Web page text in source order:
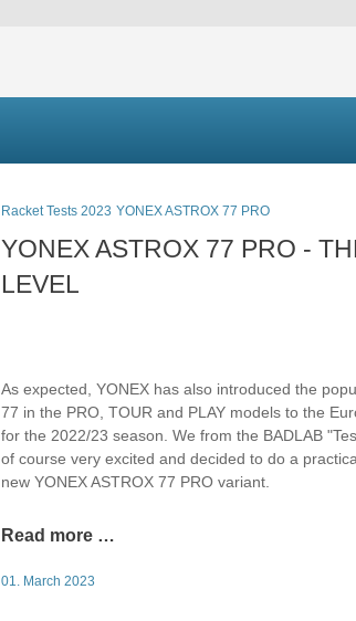
Racket Tests 2023 YONEX ASTROX 77 PRO
YONEX ASTROX 77 PRO -
LEVEL
As expected, YONEX has also introduced the
77 in the PRO, TOUR and PLAY models to the
for the 2022/23 season. We from the BADLAB
of course very excited and decided to do a
new YONEX ASTROX 77 PRO variant.
Read more …
01. March 2023